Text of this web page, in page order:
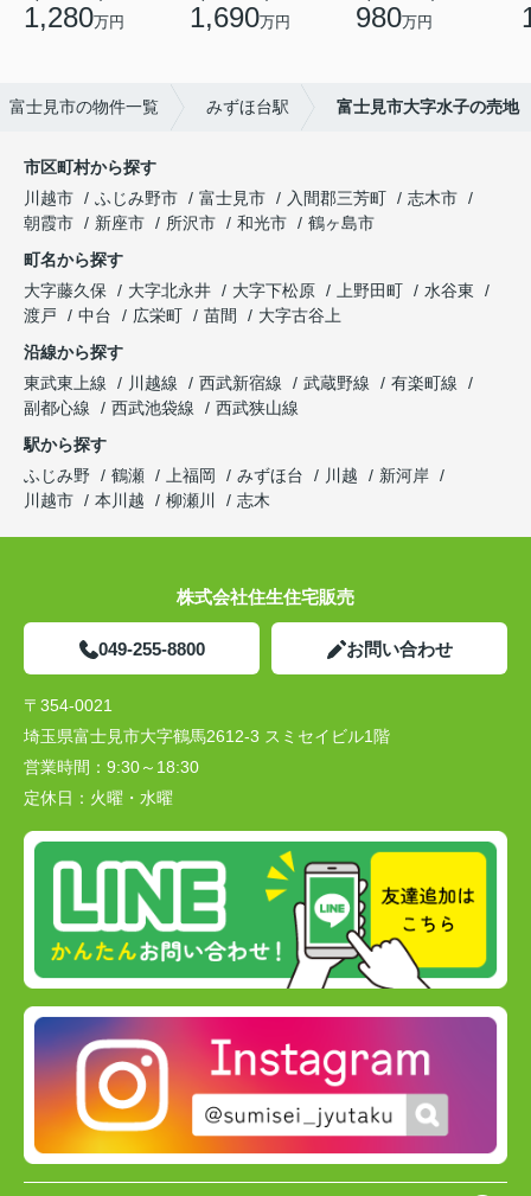
1,280万円 1,690万円 980万円
富士見市の物件一覧 みずほ台駅 富士見市大字水子の売地
市区町村から探す
川越市
ふじみ野市 富士見市 入間郡三芳町
志木市
朝霞市
新座市 所沢市 和光市
鶴ヶ島市
町名から探す
大字藤久保
大字北永井 大字下松原 上野田町
水谷東
渡戸
中台 広栄町 苗間
大字古谷上
沿線から探す
東武東上線
川越線 西武新宿線 武蔵野線
有楽町線
副都心線
西武池袋線
西武狭山線
駅から探す
ふじみ野
鶴瀬 上福岡 みずほ台 川越
新河岸
川越市
本川越 柳瀬川 志木
株式会社住生住宅販売
049-255-8800 お問い合わせ
〒354-0021
埼玉県富士見市大字鶴馬2612-3 スミセイビル1階
営業時間： 9:30～18:30
定休日： 火曜・水曜